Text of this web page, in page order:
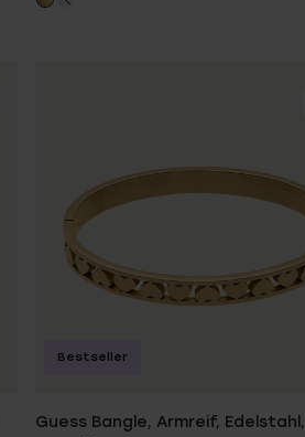
Guess Bangle, Armreif, Edelstahl,
Bestseller